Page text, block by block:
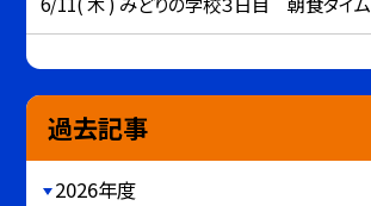
過去記事
2026年度